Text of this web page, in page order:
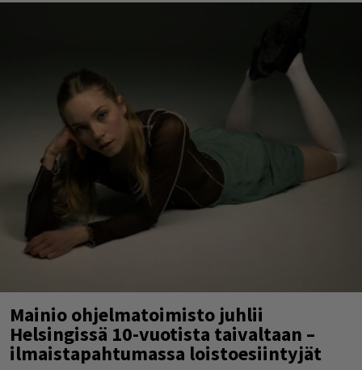
Mainio ohjelmatoimisto juhlii
Helsingissä 10-vuotista taivaltaan –
ilmaistapahtumassa loistoesiintyjät